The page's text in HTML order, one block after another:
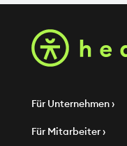
Für Unternehmen ›
Für Mitarbeiter ›